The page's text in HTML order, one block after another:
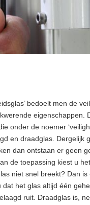
bedoelt men de
eigenschappen.
onder de noemer
en draadglas. Dergelijk
dan ontstaan er geen
de toepassing kiest u
niet snel breekt? Dan
het glas altijd één
ruit. Draadglas is,